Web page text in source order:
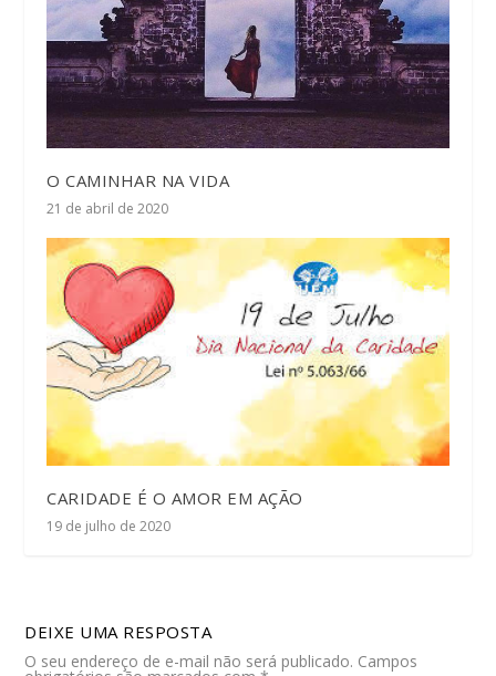
O CAMINHAR NA VIDA
21 de abril de 2020
CARIDADE É O AMOR EM AÇÃO
19 de julho de 2020
DEIXE UMA RESPOSTA
O seu endereço de e-mail não será publicado. Campos